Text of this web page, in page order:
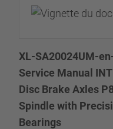
XL-SA20024UM-
Service Manual
Disc Brake Axles
Spindle with
Bearings